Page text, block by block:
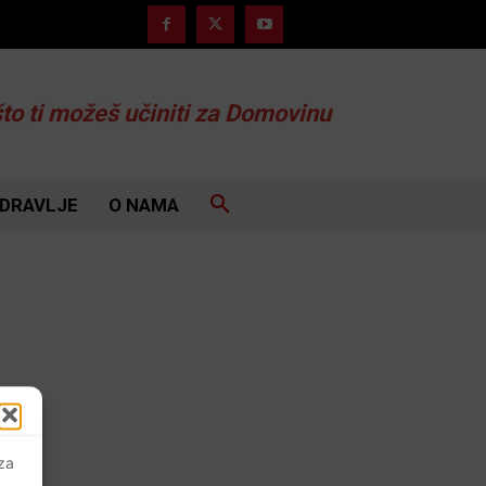
ti možeš učiniti za Domovinu
O NAMA